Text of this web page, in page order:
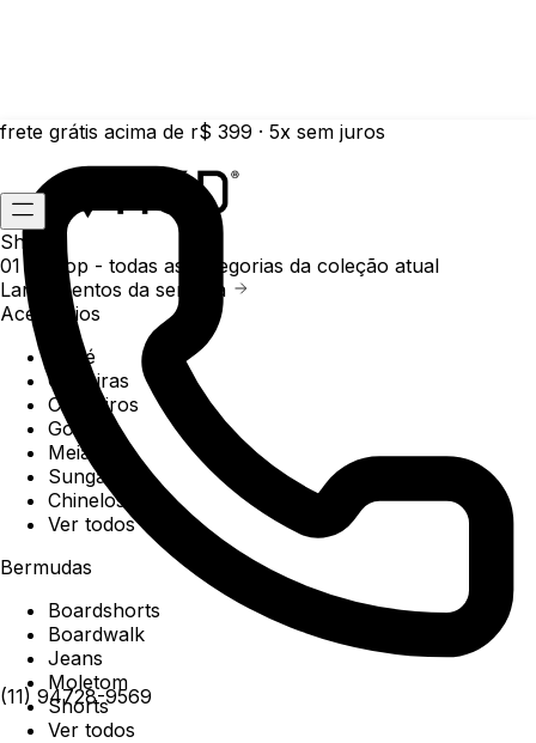
frete grátis acima de r$ 399 · 5x sem juros
(11) 94728-9569
Shop
01 /
Shop - todas as categorias da coleção atual
Lançamentos da semana
Acessórios
Boné
Carteiras
Chaveiros
Gorros
Meias
Sunga
Chinelos
Ver todos
Bermudas
Boardshorts
Boardwalk
Jeans
Moletom
Shorts
Ver todos